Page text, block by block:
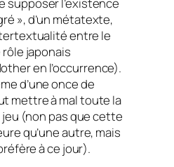
», d’un métatexte,
entre le
japonais
en l’occurrence).
d’une once de
mettre à mal toute la
jeu (non pas que cette
qu’une autre, mais
à ce jour).